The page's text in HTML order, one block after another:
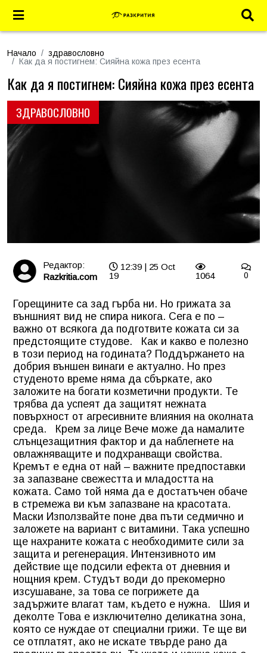
Начало
здравословно
Как да я постигнем: Сияйна кожа през есента
ЗДРАВОСЛОВНО
Как да я постигнем: Сияйна кожа през есента
Редактор:
Razkritia.com
12:39 | 25 Oct
19
1064 0
Горещините са зад гърба ни. Но грижата за
външният вид не спира никога. Сега е по –
важно от всякога да подготвите кожата си за
предстоящите студове. Как и какво е полезно
в този период на годината? Поддържането на
добрия външен винаги е актуално. Но през
студеното време няма да сбъркате, ако
заложите на богати козметични продукти. Те
трябва да успеят да защитят нежната
повърхност от агресивните влияния на околната
среда. Крем за лице Вече може да намалите
слънцезащитния фактор и да наблегнете на
овлажняващите и подхранващи свойства.
Кремът е една от най – важните предпоставки
за запазване свежестта и младостта на
кожата. Само той няма да е достатъчен обаче
в стремежа ви към запазване на красотата.
Маски Използвайте поне два пъти седмично и
заложете на вариант с витамини. Така успешно
ще нахраните кожата с необходимите сили за
защита и регенерация. Интензивното им
действие ще подсили ефекта от дневния и
нощния крем. Студът води до прекомерно
изсушаване, за това се погрижете да
задържите влагат там, където е нужна. Шия и
деколте Това е изключително деликатна зона,
която се нуждае от специални грижи. Те ще ви
се отплатят, ако не искате твърде рано да